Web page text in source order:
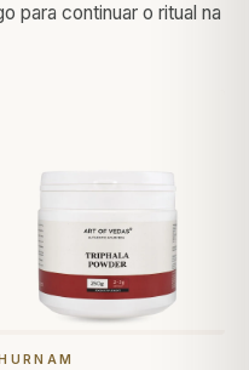
para continuar o ritual na